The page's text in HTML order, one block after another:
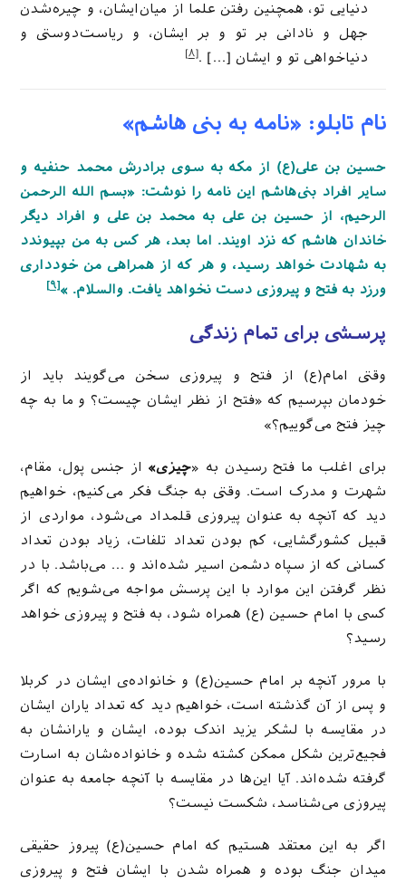
دنیایی تو، همچنین رفتن علما از میان‌ایشان، و چیره‌شدن
جهل‌ و‌ نادانی بر تو و بر ایشان، و ریاست‌دوستی و
دنیاخواهی تو و ایشان […] .[۸]
نام تابلو: «نامه به بنی هاشم»
حسین بن علی(ع) از مکه به سوی برادرش محمد حنفیه و
سایر افراد بنی‌هاشم این نامه را نوشت: «بسم الله الرحمن
الرحیم، از حسین بن علی به محمد بن علی و افراد دیگر
خاندان هاشم که نزد اویند. اما بعد، هر کس به من بپیوندد
به شهادت خواهد رسید، و هر که از همراهی من خودداری
ورزد به فتح و پیروزی دست نخواهد یافت. والسلام. »[۹]
پرسشی برای تمام زندگی
وقتی امام(ع) از فتح و پیروزی سخن می‌گویند باید از
خودمان بپرسیم که «فتح از نظر ایشان چیست؟ و ما به چه
چیز فتح می‌گوییم؟»
برای اغلب ما فتح رسیدن به «چیزی» از جنس پول، مقام،
شهرت و مدرک است. وقتی به جنگ‌ فکر می‌کنیم، خواهیم
دید که آنچه به عنوان پیروزی قلمداد می‌شود، مواردی از
قبیل کشورگشایی، کم بودن تعداد تلفات، زیاد بودن تعداد
کسانی که از سپاه دشمن اسیر شده‌اند و … می‌باشد. با در
نظر گرفتن این موارد با این پرسش مواجه می‌شویم که اگر
کسی با امام حسین (ع) همراه شود، به فتح و پیروزی خواهد
رسید؟
با مرور آنچه بر امام حسین(ع) و خانواده‌ی ایشان در کربلا
و پس از آن گذشته است، خواهیم دید که تعداد یاران ایشان
در مقایسه با لشکر یزید اندک بوده، ایشان و یارانشان به
فجیع‌ترین شکل ممکن کشته شده و خانواده‌شان به اسارت
گرفته شده‌اند. آیا این‌ها در مقایسه با آنچه جامعه به عنوان
پیروزی می‌شناسد، شکست نیست؟
اگر به این معتقد هستیم که امام حسین(ع) پیروز حقیقی
میدان جنگ بوده و همراه شدن با ایشان فتح و پیروزی